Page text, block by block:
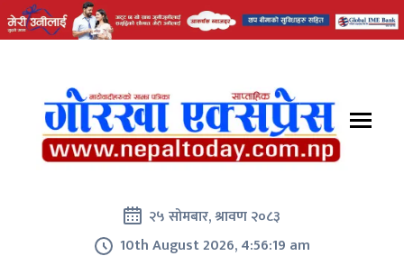
२५ सोमबार, श्रावण २०८३
10th August 2026, 4:56:20 am